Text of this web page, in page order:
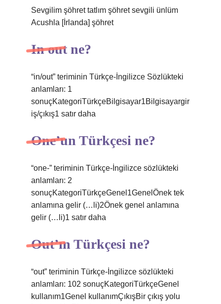
Sevgilim şöhret tatlım şöhret sevgili ünlüm
Acushla [İrlanda] şöhret
In out ne?
“in/out” teriminin Türkçe-İngilizce Sözlükteki
anlamları: 1
sonuçKategoriTürkçeBilgisayar1Bilgisayargir
iş/çıkış1 satır daha
One’un Türkçesi ne?
“one-” teriminin Türkçe-İngilizce sözlükteki
anlamları: 2
sonuçKategoriTürkçeGenel1GenelÖnek tek
anlamına gelir (…li)2Önek genel anlamına
gelir (…li)1 satır daha
Out’ın Türkçesi ne?
“out” teriminin Türkçe-İngilizce sözlükteki
anlamları: 102 sonuçKategoriTürkçeGenel
kullanım1Genel kullanımÇıkışBir çıkış yolu